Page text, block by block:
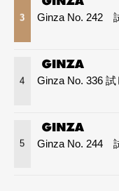
3 Ginza No. 242
4 Ginza No. 336
5 Ginza No. 244